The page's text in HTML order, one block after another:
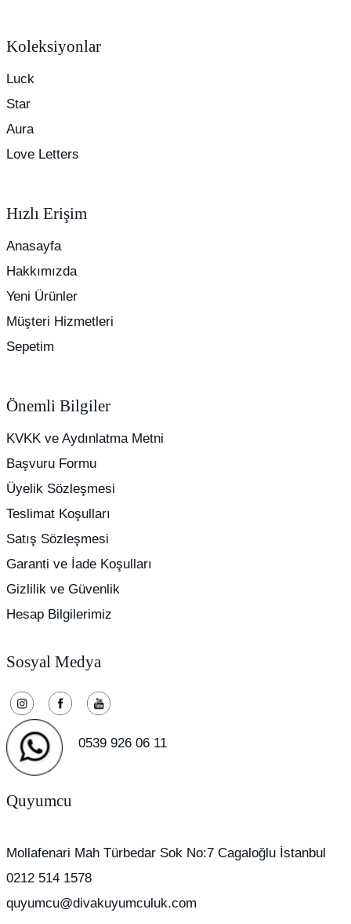
Koleksiyonlar
Luck
Star
Aura
Love Letters
Hızlı Erişim
Anasayfa
Hakkımızda
Yeni Ürünler
Müşteri Hizmetleri
Sepetim
Önemli Bilgiler
KVKK ve Aydınlatma Metni
Başvuru Formu
Üyelik Sözleşmesi
Teslimat Koşulları
Satış Sözleşmesi
Garanti ve İade Koşulları
Gizlilik ve Güvenlik
Hesap Bilgilerimiz
Sosyal Medya
0539 926 06 11
Quyumcu
Mollafenari Mah Türbedar Sok No:7 Cagaloğlu İstanbul
0212 514 1578
quyumcu@divakuyumculuk.com